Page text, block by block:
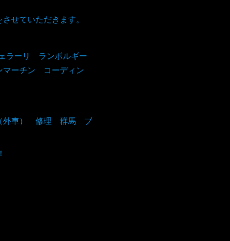
せていただきます。
ーリ ランボルギー
ーチン コーディン
（外車） 修理 群馬 ブ